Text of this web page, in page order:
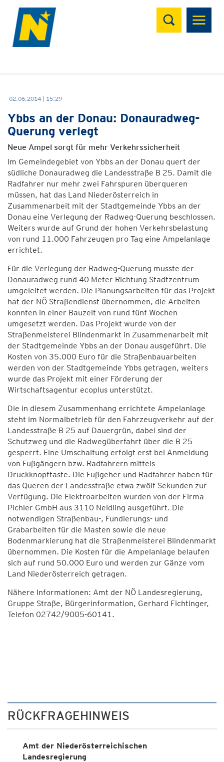
Suchen
02.06.2014 | 15:29
Ybbs an der Donau: Donauradweg-
Querung verlegt
Neue Ampel sorgt für mehr Verkehrssicherheit
Im Gemeindegebiet von Ybbs an der Donau quert der
südliche Donauradweg die Landesstraße B 25. Damit die
Radfahrer nur mehr zwei Fahrspuren überqueren
müssen, hat das Land Niederösterreich in
Zusammenarbeit mit der Stadtgemeinde Ybbs an der
Donau eine Verlegung der Radweg-Querung beschlossen.
Weiters wurde auf Grund der hohen Verkehrsbelastung
von rund 11.000 Fahrzeugen pro Tag eine Ampelanlage
errichtet.
Für die Verlegung der Radweg-Querung musste der
Donauradweg rund 40 Meter Richtung Stadtzentrum
umgeleitet werden. Die Planungsarbeiten für das Projekt
hat der NÖ Straßendienst übernommen, die Arbeiten
konnten in einer Bauzeit von rund fünf Wochen
umgesetzt werden. Das Projekt wurde von der
Straßenmeisterei Blindenmarkt in Zusammenarbeit mit
der Stadtgemeinde Ybbs an der Donau ausgeführt. Die
Kosten von 35.000 Euro für die Straßenbauarbeiten
werden von der Stadtgemeinde Ybbs getragen, weiters
wurde das Projekt mit einer Förderung der
Wirtschaftsagentur ecoplus unterstützt.
Die in diesem Zusammenhang errichtete Ampelanlage
steht im Normalbetrieb für den Fahrzeugverkehr auf der
Landesstraße B 25 auf Dauergrün, dabei sind der
Schutzweg und die Radwegüberfahrt über die B 25
gesperrt. Eine Umschaltung erfolgt erst bei Anmeldung
von Fußgängern bzw. Radfahrern mittels
Druckknopftaste. Die Fußgeher und Radfahrer haben für
das Queren der Landesstraße etwa zwölf Sekunden zur
Verfügung. Die Elektroarbeiten wurden von der Firma
Pichler GmbH aus 3110 Neidling ausgeführt. Die
notwendigen Straßenbau-, Fundierungs- und
Grabarbeiten für die Masten sowie die neue
Bodenmarkierung hat die Straßenmeisterei Blindenmarkt
übernommen. Die Kosten für die Ampelanlage belaufen
sich auf rund 50.000 Euro und werden zur Gänze vom
Land Niederösterreich getragen.
Nähere Informationen: Amt der NÖ Landesregierung,
Gruppe Straße, Bürgerinformation, Gerhard Fichtinger,
Telefon 02742/9005-60141.
RÜCKFRAGEHINWEIS
Amt der Niederösterreichischen
Landesregierung